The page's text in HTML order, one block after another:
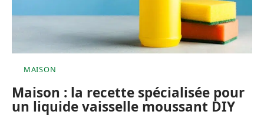
MAISON
Maison : la recette spécialisée pour
un liquide vaisselle moussant DIY